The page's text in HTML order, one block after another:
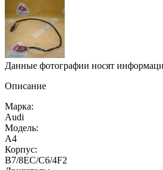
Данные фотографии носят
Описание
Марка:
Audi
Модель:
A4
Корпус:
B7/8EC/C6/4F2